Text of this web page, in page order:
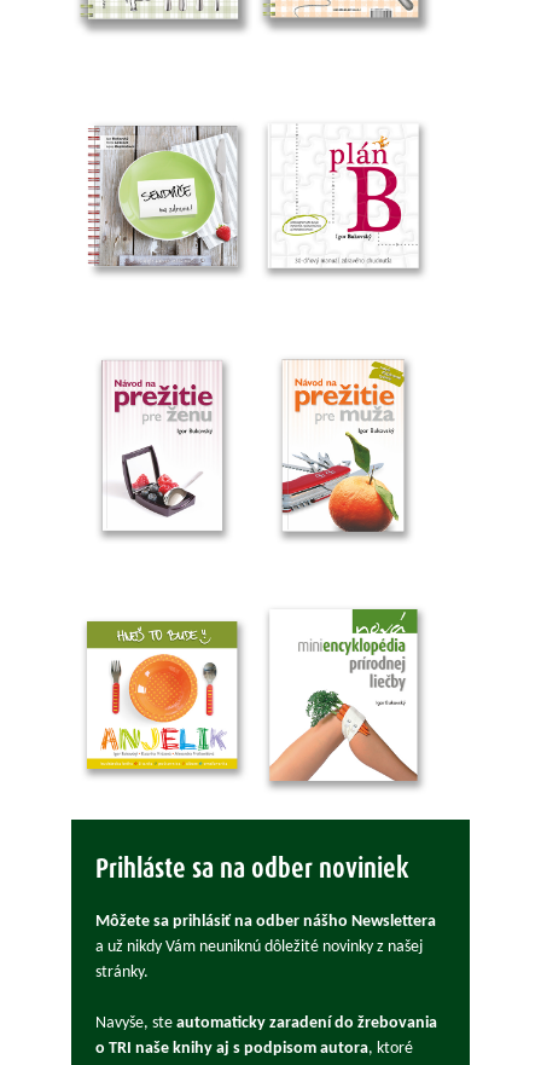
Prihláste sa na odber noviniek
Môžete sa prihlásiť na odber nášho Newslettera
a už nikdy Vám neuniknú dôležité novinky z našej
stránky.
Navyše, ste automaticky zaradení do žrebovania
o TRI naše knihy aj s podpisom autora, ktoré